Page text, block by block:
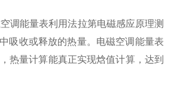
调能量表利用法拉第电磁感应原理测
吸收或释放的热量。电磁空调能量表
热量计算能真正实现焓值计算，达到